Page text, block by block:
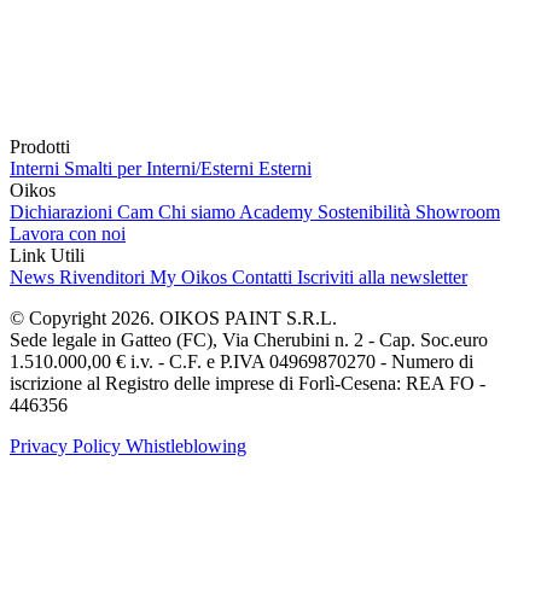
Prodotti
Interni Smalti per Interni/Esterni Esterni
Oikos
Dichiarazioni Cam Chi siamo Academy Sostenibilità Showroom
Lavora con noi
Link Utili
News Rivenditori My Oikos Contatti Iscriviti alla newsletter
© Copyright 2026. OIKOS PAINT S.R.L.
Sede legale in Gatteo (FC), Via Cherubini n. 2 - Cap. Soc.euro
1.510.000,00 € i.v. - C.F. e P.IVA 04969870270 - Numero di
iscrizione al Registro delle imprese di Forlì-Cesena: REA FO -
446356
Privacy Policy Whistleblowing